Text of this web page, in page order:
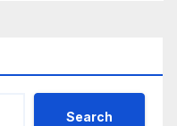
Search